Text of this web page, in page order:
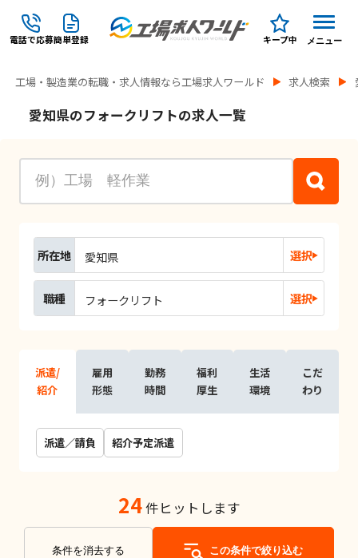
電話で応募簡単登録 キープ中 メニュー
工場・製造業の転職・求人情報なら工場求人ワールド 求人検索
愛知県のフォークリフトの求人一覧
所在地 愛知県 選択
職種 フォークリフト 選択
派遣/
紹介
雇用
形態
勤務
時間
福利
厚生
生活
環境
こだ
わり
派遣／請負 紹介予定派遣
24件ヒットします
条件を消去する この条件で絞り込む